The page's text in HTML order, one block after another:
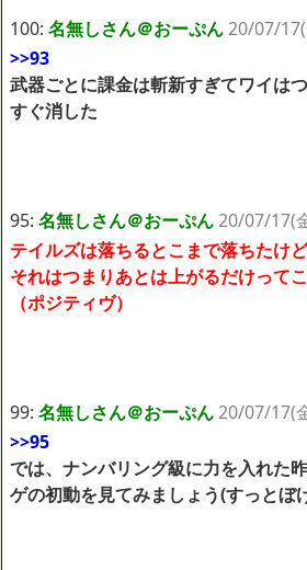
100: 名無しさん＠おーぷん20/07/
>>93
武器ごとに課金は斬新すぎてワイは
すぐ消した
95: 名無しさん＠おーぷん20/07/17(
テイルズは落ちるとこまで落ちたけど
それはつまりあとは上がるだけって
（ポジティヴ）
99: 名無しさん＠おーぷん20/07/17(
>>95
では、ナンバリング級に力を入れた
ゲの初動を見てみましょう(すっとぼ